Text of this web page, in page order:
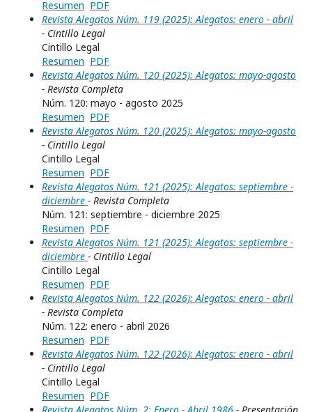
Resumen PDF
Revista Alegatos Núm. 119 (2025): Alegatos: enero - abril
- Cintillo Legal
Cintillo Legal
Resumen PDF
Revista Alegatos Núm. 120 (2025): Alegatos: mayo-agosto
- Revista Completa
Núm. 120: mayo - agosto 2025
Resumen PDF
Revista Alegatos Núm. 120 (2025): Alegatos: mayo-agosto
- Cintillo Legal
Cintillo Legal
Resumen PDF
Revista Alegatos Núm. 121 (2025): Alegatos: septiembre -
diciembre - Revista Completa
Núm. 121: septiembre - diciembre 2025
Resumen PDF
Revista Alegatos Núm. 121 (2025): Alegatos: septiembre -
diciembre - Cintillo Legal
Cintillo Legal
Resumen PDF
Revista Alegatos Núm. 122 (2026): Alegatos: enero - abril
- Revista Completa
Núm. 122: enero - abril 2026
Resumen PDF
Revista Alegatos Núm. 122 (2026): Alegatos: enero - abril
- Cintillo Legal
Cintillo Legal
Resumen PDF